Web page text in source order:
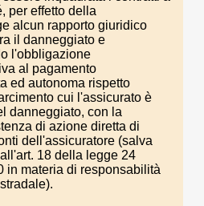
per effetto della
alcun rapporto giuridico
il danneggiato e
l'obbligazione
al pagamento
ed autonoma rispetto
cui l'assicurato è
danneggiato, con la
di azione diretta di
dell'assicuratore (salva
18 della legge 24
in materia di responsabilità